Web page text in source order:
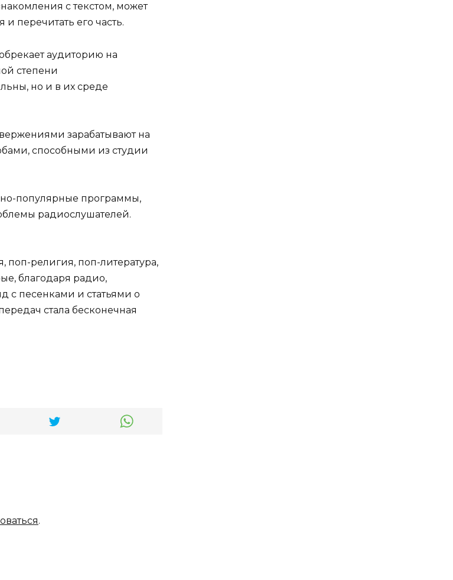
с текстом, может
перечитать его часть.
аудиторию на
степени
но и в их среде
зарабатывают на
способными из студии
популярные программы,
радиослушателей.
религия, поп-литература,
благодаря радио,
с песенками и статьями о
стала бесконечная
.